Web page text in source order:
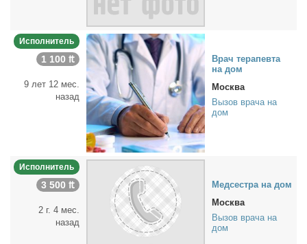
Исполнитель
1 100 ₶
9 лет 12 мес.
назад
Врач те­ра­пев­та
на дом
Москва
Вызов врача на
дом
Исполнитель
3 500 ₶
2 г. 4 мес.
назад
Мед­сест­ра на дом
Москва
Вызов врача на
дом